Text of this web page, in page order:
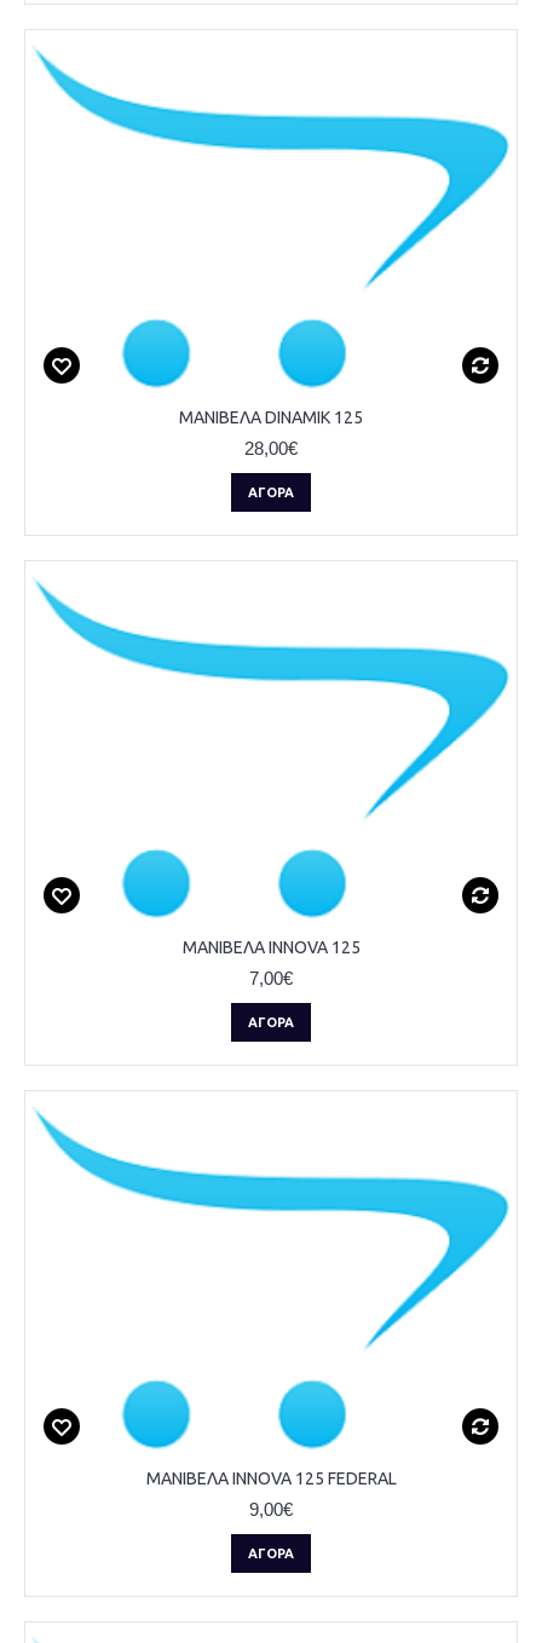
ΜΑΝΙΒΕΛΑ DINAMIK 125
28,00€
ΑΓΟΡΆ
ΜΑΝΙΒΕΛΑ INNOVA 125
7,00€
ΑΓΟΡΆ
ΜΑΝΙΒΕΛΑ INNOVA 125 FEDERAL
9,00€
ΑΓΟΡΆ